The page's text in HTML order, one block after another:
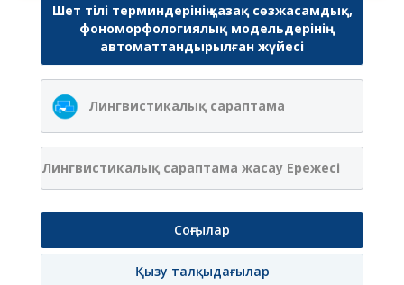
Шет тілі терминдерінің қазақ сөзжасамдық,
фономорфологиялық модельдерінің
автоматтандырылған жүйесі
Лингвистикалық сараптама
Лингвистикалық сараптама жасау Ережесі
Соңғылар
Қызу талқыдағылар